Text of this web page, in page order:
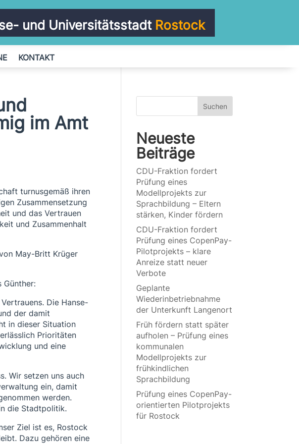
und Universitätsstadt Rostock
KONTAKT
im Amt
turnusgemäß ihren
Zusammensetzung
und das Vertrauen
und Zusammenhalt
May-Britt Krüger
Günther:
Die Hanse-
der damit
in dieser Situation
Prioritäten
und eine
Wir setzen uns auch
ein, damit
werden.
die Stadtpolitik.
Ziel ist es, Rostock
Dazu gehören eine
Suchen
Neueste
Beiträge
CDU-Fraktion fordert
Prüfung eines
Modellprojekts zur
Sprachbildung – Eltern
stärken, Kinder fördern
CDU-Fraktion fordert
Prüfung eines CopenPay-
Pilotprojekts – klare
Anreize statt neuer
Verbote
Geplante
Wiederinbetriebnahme
der Unterkunft Langenort
Früh fördern statt später
aufholen – Prüfung eines
kommunalen
Modellprojekts zur
frühkindlichen
Sprachbildung
Prüfung eines CopenPay-
orientierten Pilotprojekts
für Rostock